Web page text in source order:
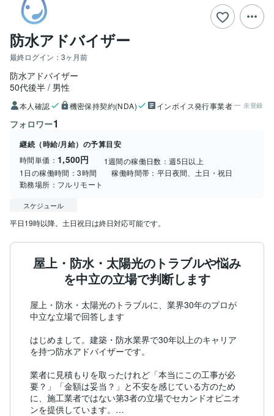
防水アドバイザー
最終ログイン： 3ヶ月前
防水アドバイザー
50代後半
男性
本人確認 機密保持契約(NDA) インボイス発行事業者 未登録
フォロワー1
継続（時給/月給）の予算目安
時間単価： 1,500円 1週間の稼働日数：週5日以上
1日の稼働時間：3時間 稼働時間帯： 平日夜間、土日・祝日
勤務場所： フルリモート
スケジュール
平日19時以降。土日祝日は終日対応可能です。
屋上・防水・太陽光のトラブルや悩み
を中立の立場で判断します
屋上・防水・太陽光のトラブルに、業界30年のプロが
中立な立場で回答します
はじめまして。建築・防水業界で30年以上のキャリア
を持つ防水アドバイザーです。
業者に見積もりを取ったけれど「本当にこの工事が必
要？」「金額は妥当？」と不安を感じている方のため
に、施工業者ではない第3者の立場でセカンドオピニオ
ンを提供しています。